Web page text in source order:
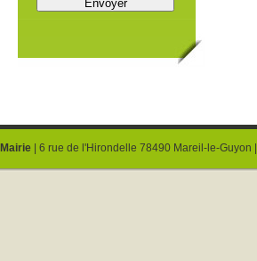
Mairie | 6 rue de l'Hirondelle 78490 Mareil-le-Guyon |